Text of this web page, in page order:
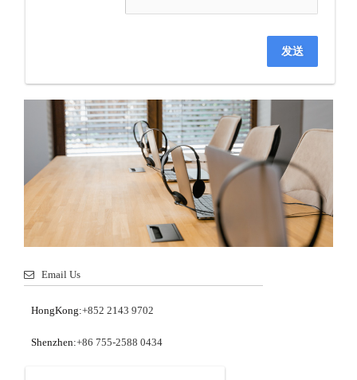
发送
Email Us
HongKong:+852 2143 9702
Shenzhen:+86 755-2588 0434